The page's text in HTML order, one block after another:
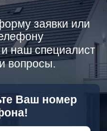
заявки или
наш специалист
вопросы.
Ваш номер